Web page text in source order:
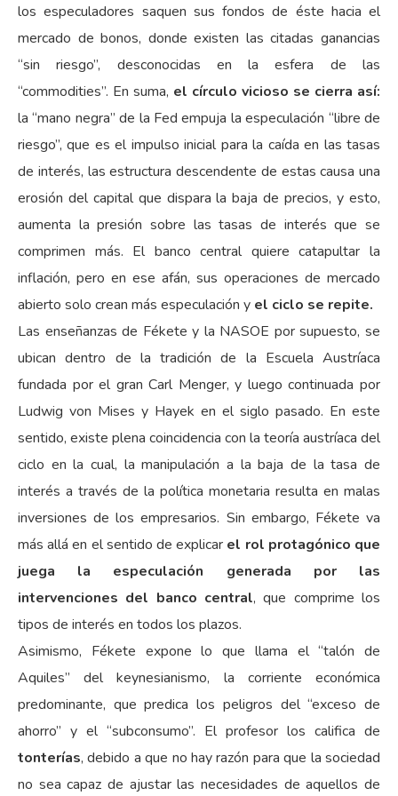
los especuladores saquen sus fondos de éste hacia el
mercado de bonos, donde existen las citadas ganancias
“sin riesgo”, desconocidas en la esfera de las
“commodities”. En suma, el círculo vicioso se cierra así:
la “mano negra” de la Fed empuja la especulación “libre de
riesgo”, que es el impulso inicial para la caída en las tasas
de interés, las estructura descendente de estas causa una
erosión del capital que dispara la baja de precios, y esto,
aumenta la presión sobre las tasas de interés que se
comprimen más. El banco central quiere catapultar la
inflación, pero en ese afán, sus operaciones de mercado
abierto solo crean más especulación y el ciclo se repite.
Las enseñanzas de Fékete y la NASOE por supuesto, se
ubican dentro de la tradición de la Escuela Austríaca
fundada por el gran Carl Menger, y luego continuada por
Ludwig von Mises y Hayek en el siglo pasado. En este
sentido, existe plena coincidencia con la teoría austríaca del
ciclo en la cual, la manipulación a la baja de la tasa de
interés a través de la política monetaria resulta en malas
inversiones de los empresarios. Sin embargo, Fékete va
más allá en el sentido de explicar el rol protagónico que
juega la especulación generada por las
intervenciones del banco central, que comprime los
tipos de interés en todos los plazos.
Asimismo, Fékete expone lo que llama el “talón de
Aquiles” del keynesianismo, la corriente económica
predominante, que predica los peligros del “exceso de
ahorro” y el “subconsumo”. El profesor los califica de
tonterías, debido a que no hay razón para que la sociedad
no sea capaz de ajustar las necesidades de aquellos de